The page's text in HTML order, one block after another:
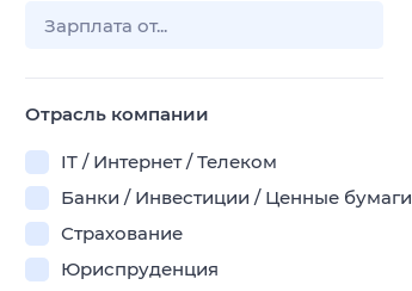
Отрасль компании
IT / Интернет / Телеком
Банки / Инвестиции / Ценные бумаги
Страхование
Юриспруденция